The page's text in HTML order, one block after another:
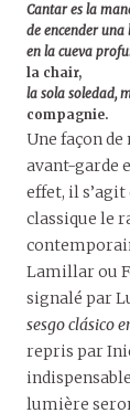
Cantar
de
en la cueva
la chair,
la sola
compagnie.
Une façon
avant-garde
effet, il
classique le
Lamillar ou
signalé par
sesgo clásico
repris par
lumière